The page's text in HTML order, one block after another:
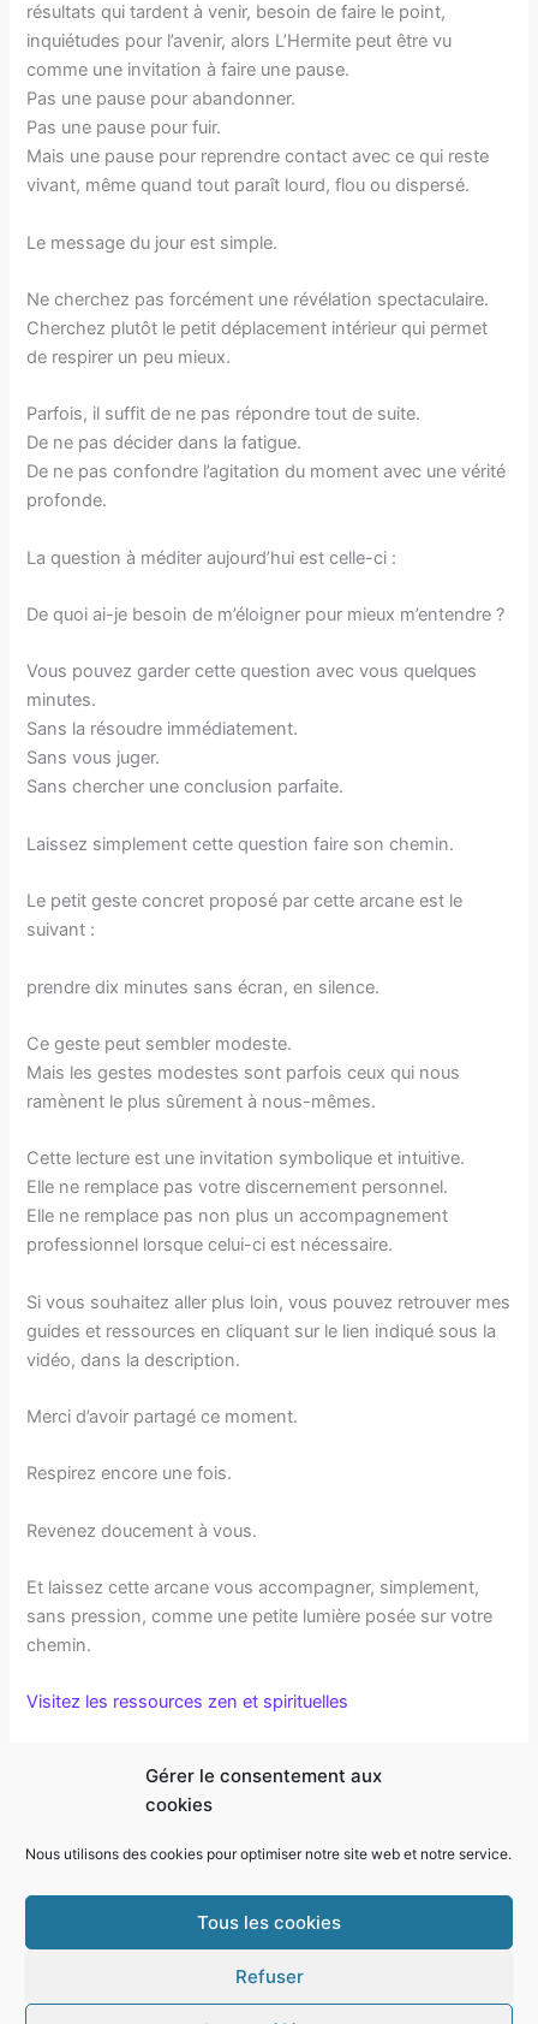
Gérer le consentement aux
cookies
Nous utilisons des cookies pour optimiser notre site web et notre service.
Tous les cookies
Refuser
résultats qui tardent à venir, besoin de faire le point,
inquiétudes pour l’avenir, alors L’Hermite peut être vu
comme une invitation à faire une pause.
Pas une pause pour abandonner.
Pas une pause pour fuir.
Mais une pause pour reprendre contact avec ce qui reste
vivant, même quand tout paraît lourd, flou ou dispersé.
Le message du jour est simple.
Ne cherchez pas forcément une révélation spectaculaire.
Cherchez plutôt le petit déplacement intérieur qui permet
de respirer un peu mieux.
Parfois, il suffit de ne pas répondre tout de suite.
De ne pas décider dans la fatigue.
De ne pas confondre l’agitation du moment avec une vérité
profonde.
La question à méditer aujourd’hui est celle-ci :
De quoi ai-je besoin de m’éloigner pour mieux m’entendre ?
Vous pouvez garder cette question avec vous quelques
minutes.
Sans la résoudre immédiatement.
Sans vous juger.
Sans chercher une conclusion parfaite.
Laissez simplement cette question faire son chemin.
Le petit geste concret proposé par cette arcane est le
suivant :
prendre dix minutes sans écran, en silence.
Ce geste peut sembler modeste.
Mais les gestes modestes sont parfois ceux qui nous
ramènent le plus sûrement à nous-mêmes.
Cette lecture est une invitation symbolique et intuitive.
Elle ne remplace pas votre discernement personnel.
Elle ne remplace pas non plus un accompagnement
professionnel lorsque celui-ci est nécessaire.
Si vous souhaitez aller plus loin, vous pouvez retrouver mes
guides et ressources en cliquant sur le lien indiqué sous la
vidéo, dans la description.
Merci d’avoir partagé ce moment.
Respirez encore une fois.
Revenez doucement à vous.
Et laissez cette arcane vous accompagner, simplement,
sans pression, comme une petite lumière posée sur votre
chemin.
Visitez les ressources zen et spirituelles
c
o
o
w
itt
E
m
ai
Pi
er
st
Li
k
dI
n
T
e
a
m
Di
g ta
PRÉCÉDENT SUIVANT
Copyright © 2026 Transformez votre vie | -
Christophe voyance-Podcast voyance-Boutique ésotérisme-